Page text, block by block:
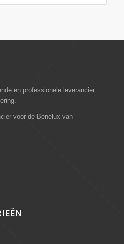
en professionele leverancier
voor de Benelux van